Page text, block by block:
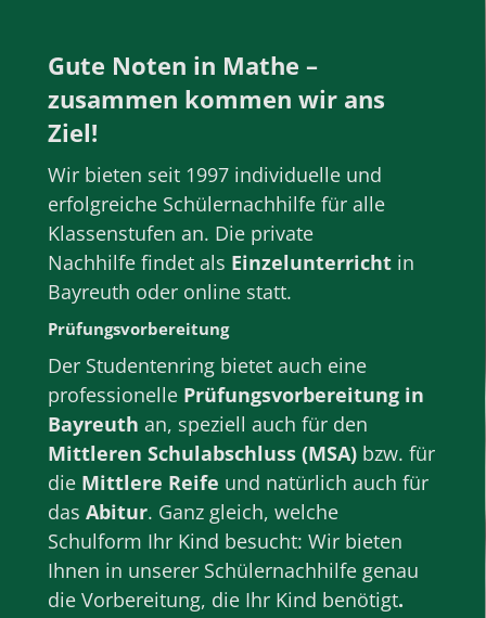
Gute Noten in Mathe –
zusammen kommen wir ans
Ziel!
Wir bieten seit 1997 individuelle und
erfolgreiche Schülernachhilfe für alle
Klassenstufen an. Die private
Nachhilfe findet als Einzelunterricht in
Bayreuth oder online statt.
Prüfungsvorbereitung
Der Studentenring bietet auch eine
professionelle Prüfungsvorbereitung in
Bayreuth an, speziell auch für den
Mittleren Schulabschluss (MSA) bzw. für
die Mittlere Reife und natürlich auch für
dasAbitur. Ganz gleich, welche
Schulform Ihr Kind besucht: Wir bieten
Ihnen in unserer Schülernachhilfe genau
die Vorbereitung, die Ihr Kind benötigt.